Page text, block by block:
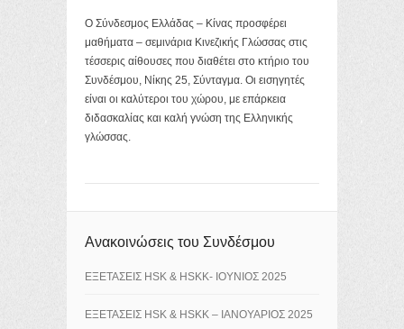
Ο Σύνδεσμος Ελλάδας – Κίνας προσφέρει
μαθήματα – σεμινάρια Κινεζικής Γλώσσας στις
τέσσερις αίθουσες που διαθέτει στο κτήριο του
Συνδέσμου, Νίκης 25, Σύνταγμα. Οι εισηγητές
είναι οι καλύτεροι του χώρου, με επάρκεια
διδασκαλίας και καλή γνώση της Ελληνικής
γλώσσας.
Ανακοινώσεις του Συνδέσμου
ΕΞΕΤΑΣΕΙΣ HSK & HSKK- ΙΟΥΝΙΟΣ 2025
ΕΞΕΤΑΣΕΙΣ HSK & HSKK – ΙΑΝΟΥΑΡΙΟΣ 2025